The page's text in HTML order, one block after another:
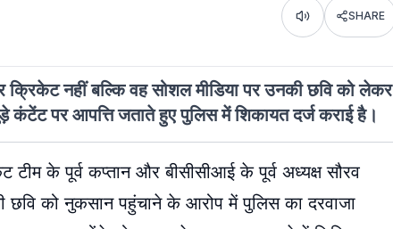
Listen SHARE
क्रिकेट नहीं बल्कि वह सोशल मीडिया पर उनकी छवि को लेकर
पर आपत्ति जताते हुए पुलिस में शिकायत दर्ज कराई है।
टीम के पूर्व कप्तान और बीसीसीआई के पूर्व अध्यक्ष सौरव
छवि को नुकसान पहुंचाने के आरोप में पुलिस का दरवाजा